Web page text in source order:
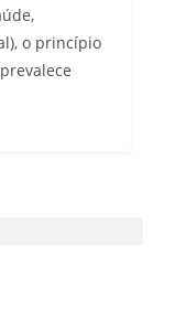
o princípio